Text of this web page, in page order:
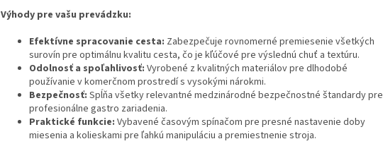
Výhody pre vašu prevádzku:
Efektívne spracovanie cesta: Zabezpečuje rovnomerné premiesenie všetkých
surovín pre optimálnu kvalitu cesta, čo je kľúčové pre výslednú chuť a textúru.
Odolnosť a spoľahlivosť: Vyrobené z kvalitných materiálov pre dlhodobé
používanie v komerčnom prostredí s vysokými nárokmi.
Bezpečnosť: Spĺňa všetky relevantné medzinárodné bezpečnostné štandardy pre
profesionálne gastro zariadenia.
Praktické funkcie: Vybavené časovým spínačom pre presné nastavenie doby
miesenia a kolieskami pre ľahkú manipuláciu a premiestnenie stroja.